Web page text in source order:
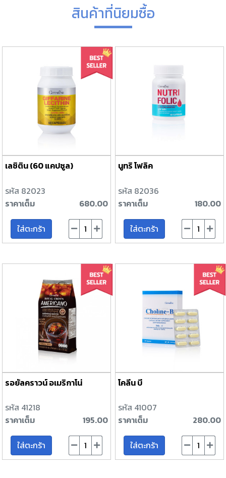
สินค้าที่นิยมซื้อ
เลซิติน (60 แคปซูล)
รหัส 82023
ราคาเต็ม
680.00
ใส่ตะกร้า
นูทริ โฟลิค
รหัส 82036
ราคาเต็ม
180.00
ใส่ตะกร้า
รอยัลคราวน์ อเมริกาโน่
รหัส 41218
ราคาเต็ม
195.00
ใส่ตะกร้า
โคลีน บี
รหัส 41007
ราคาเต็ม
280.00
ใส่ตะกร้า